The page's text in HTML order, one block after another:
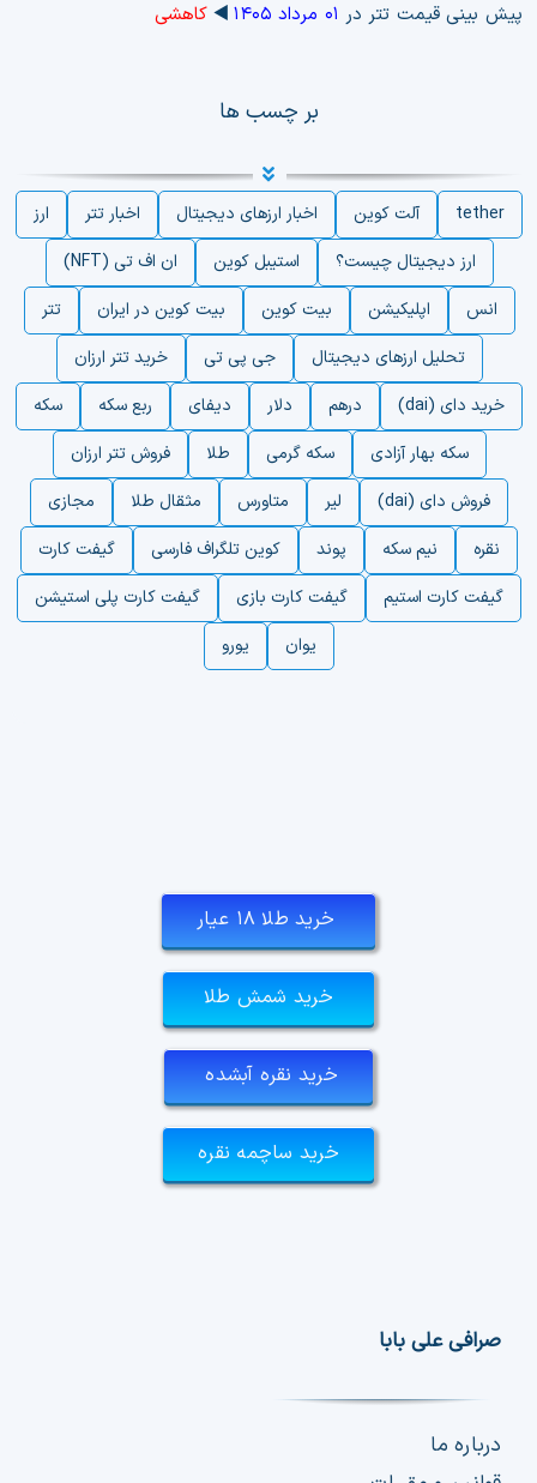
پیش بینی قیمت تتر در ۰۱ مرداد ۱۴۰۵ ◀️ کاهشی
بر چسب ها
tether آلت کوین اخبار ارزهای دیجیتال اخبار تتر
ارز
ارز دیجیتال چیست؟
استیبل کوین
ان اف تی (NFT)
انس
اپلیکیشن بیت کوین بیت کوین در ایران
تتر
تحلیل ارزهای دیجیتال
جی پی تی
خرید تتر ارزان
خرید دای (dai)
درهم دلار دیفای ربع سکه
سکه
سکه بهار آزادی
سکه گرمی طلا
فروش تتر ارزان
فروش دای (dai)
لیر متاورس مثقال طلا
مجازی
نقره
نیم سکه پوند کوین تلگراف فارسی
گیفت کارت
گیفت کارت استیم
گیفت کارت بازی
گیفت کارت پلی استیشن
یوان
یورو
خرید طلا ۱۸ عیار
خرید شمش طلا
خرید نقره آبشده
خرید ساچمه نقره
صرافی علی بابا
درباره ما